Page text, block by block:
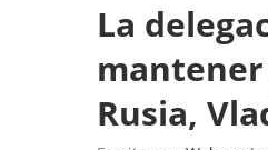
La
Rusia,